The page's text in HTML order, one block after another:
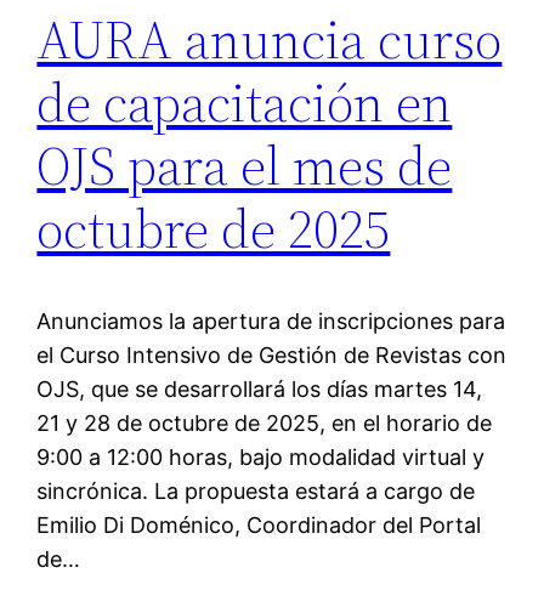
AURA anuncia curso
de capacitación en
OJS para el mes de
octubre de 2025
Anunciamos la apertura de inscripciones para
el Curso Intensivo de Gestión de Revistas con
OJS, que se desarrollará los días martes 14,
21 y 28 de octubre de 2025, en el horario de
9:00 a 12:00 horas, bajo modalidad virtual y
sincrónica. La propuesta estará a cargo de
Emilio Di Doménico, Coordinador del Portal
de…